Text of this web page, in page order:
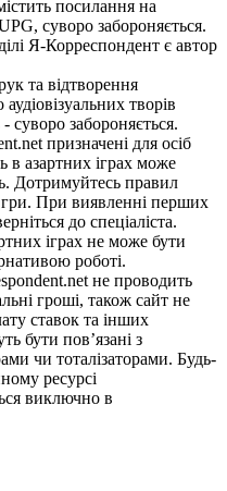
посилання на
суворо забороняється.
Я-Корреспондент є автор
та відтворення
творів
суворо забороняється.
призначені для осіб
в азартних іграх може
Дотримуйтесь правил
гри. При виявленні перших
до спеціаліста.
іграх не може бути
роботі.
не проводить
гроші, також сайт не
ставок та інших
бути пов’язані з
чи тоталізаторами. Будь-
ресурсі
виключно в